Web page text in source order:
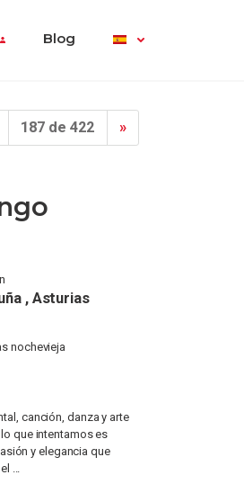
Blog
187 de 422 »
, Asturias
nochevieja
canción, danza y arte
que intentamos es
y elegancia que
...